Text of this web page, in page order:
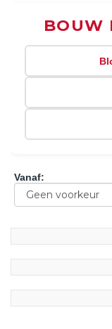
BOUW
Vanaf: